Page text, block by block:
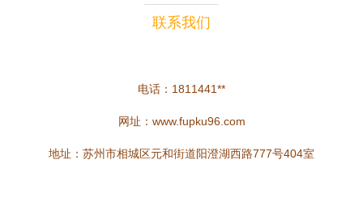
联系我们
电话：1811441**
网址： www.fupku96.com
地址：苏州市相城区元和街道阳澄湖西路777号404室